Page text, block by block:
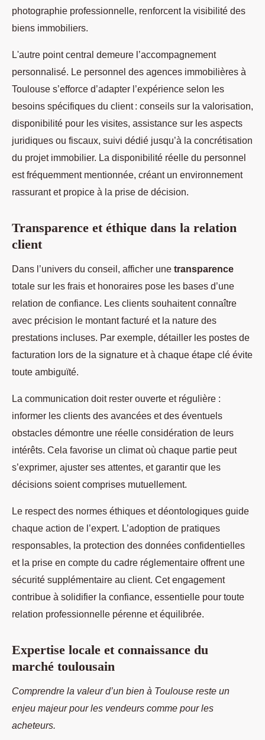
photographie professionnelle, renforcent la visibilité des
biens immobiliers.
L'autre point central demeure l’accompagnement
personnalisé. Le personnel des agences immobilières à
Toulouse s’efforce d’adapter l’expérience selon les
besoins spécifiques du client : conseils sur la valorisation,
disponibilité pour les visites, assistance sur les aspects
juridiques ou fiscaux, suivi dédié jusqu’à la concrétisation
du projet immobilier. La disponibilité réelle du personnel
est fréquemment mentionnée, créant un environnement
rassurant et propice à la prise de décision.
Transparence et éthique dans la relation
client
Dans l’univers du conseil, afficher une transparence
totale sur les frais et honoraires pose les bases d’une
relation de confiance. Les clients souhaitent connaître
avec précision le montant facturé et la nature des
prestations incluses. Par exemple, détailler les postes de
facturation lors de la signature et à chaque étape clé évite
toute ambiguïté.
La communication doit rester ouverte et régulière :
informer les clients des avancées et des éventuels
obstacles démontre une réelle considération de leurs
intérêts. Cela favorise un climat où chaque partie peut
s’exprimer, ajuster ses attentes, et garantir que les
décisions soient comprises mutuellement.
Le respect des normes éthiques et déontologiques guide
chaque action de l’expert. L’adoption de pratiques
responsables, la protection des données confidentielles
et la prise en compte du cadre réglementaire offrent une
sécurité supplémentaire au client. Cet engagement
contribue à solidifier la confiance, essentielle pour toute
relation professionnelle pérenne et équilibrée.
Expertise locale et connaissance du
marché toulousain
Comprendre la valeur d’un bien à Toulouse reste un
enjeu majeur pour les vendeurs comme pour les
acheteurs.